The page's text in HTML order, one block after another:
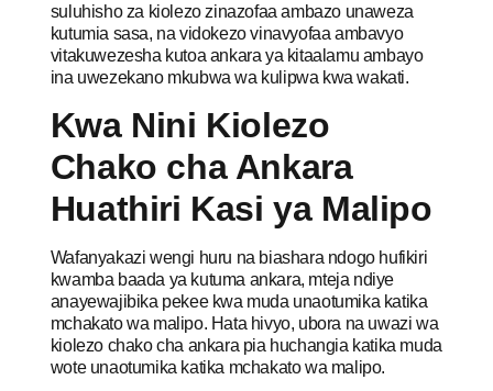
suluhisho za kiolezo zinazofaa ambazo unaweza
kutumia sasa, na vidokezo vinavyofaa ambavyo
vitakuwezesha kutoa ankara ya kitaalamu ambayo
ina uwezekano mkubwa wa kulipwa kwa wakati.
Kwa Nini Kiolezo
Chako cha Ankara
Huathiri Kasi ya Malipo
Wafanyakazi wengi huru na biashara ndogo hufikiri
kwamba baada ya kutuma ankara, mteja ndiye
anayewajibika pekee kwa muda unaotumika katika
mchakato wa malipo. Hata hivyo, ubora na uwazi wa
kiolezo chako cha ankara pia huchangia katika muda
wote unaotumika katika mchakato wa malipo.